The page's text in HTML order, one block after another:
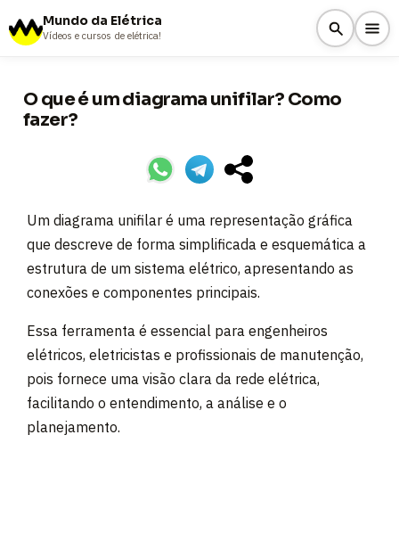
Mundo da Elétrica
Vídeos e cursos de elétrica!
O que é um diagrama unifilar? Como
fazer?
Um diagrama unifilar é uma representação gráfica
que descreve de forma simplificada e esquemática a
estrutura de um sistema elétrico, apresentando as
conexões e componentes principais.
Essa ferramenta é essencial para engenheiros
elétricos, eletricistas e profissionais de manutenção,
pois fornece uma visão clara da rede elétrica,
facilitando o entendimento, a análise e o
planejamento.